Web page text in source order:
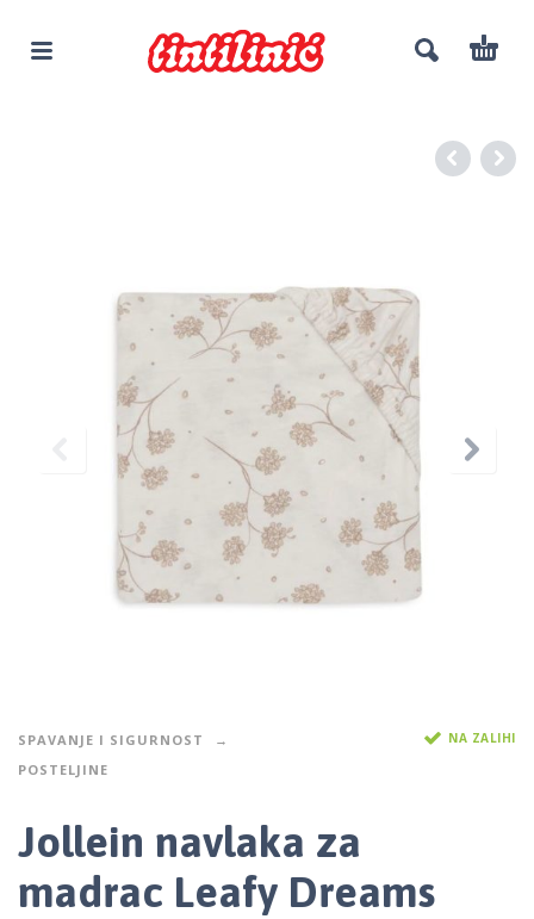
SPAVANJE I SIGURNOST
POSTELJINE
NA ZALIHI
Jollein navlaka za
madrac Leafy Dreams